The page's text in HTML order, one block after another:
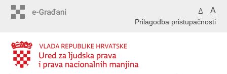
A A
Prilagodba pristupačnosti